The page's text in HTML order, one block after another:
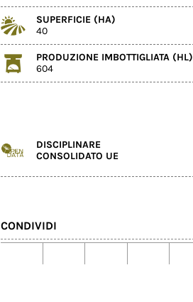
SUPERFICIE (HA)
40
PRODUZIONE IMBOTTIGLIATA (HL)
604
DISCIPLINARE
CONSOLIDATO UE
CONDIVIDI